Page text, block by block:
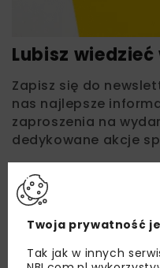
Lubisz
Zapisz się do
nas najlepsze
zaproszenia na
dedykowane akcje
Regulaminemoraz
handlowej w postaci
Twoja prywatność
Tak jak w innych